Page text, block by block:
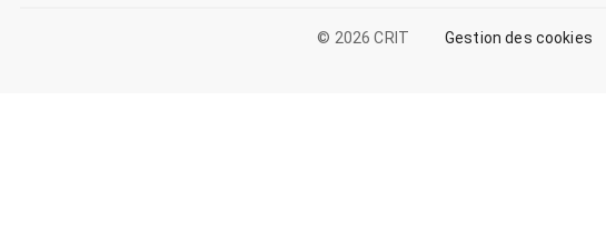
© 2026 CRIT Gestion des cookies